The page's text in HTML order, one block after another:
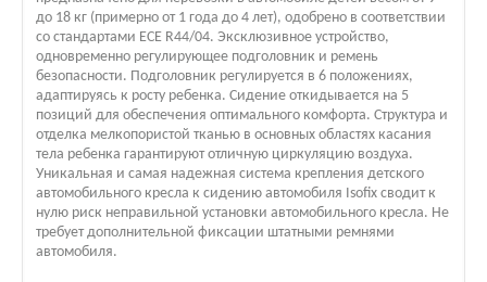
до 18 кг (примерно от 1 года до 4 лет), одобрено в соответствии
со стандартами ECE R44/04. Эксклюзивное устройство,
одновременно регулирующее подголовник и ремень
безопасности. Подголовник регулируется в 6 положениях,
адаптируясь к росту ребенка. Сидение откидывается на 5
позиций для обеспечения оптимального комфорта. Структура и
отделка мелкопористой тканью в основных областях касания
тела ребенка гарантируют отличную циркуляцию воздуха.
Уникальная и самая надежная система крепления детского
автомобильного кресла к сидению автомобиля Isofix сводит к
нулю риск неправильной установки автомобильного кресла. Не
требует дополнительной фиксации штатными ремнями
автомобиля.